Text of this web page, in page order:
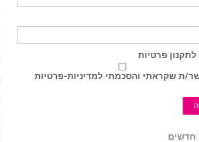
פרטיות
ת שקראתי והסכמתי למדיניות-פרטיות
חדשים